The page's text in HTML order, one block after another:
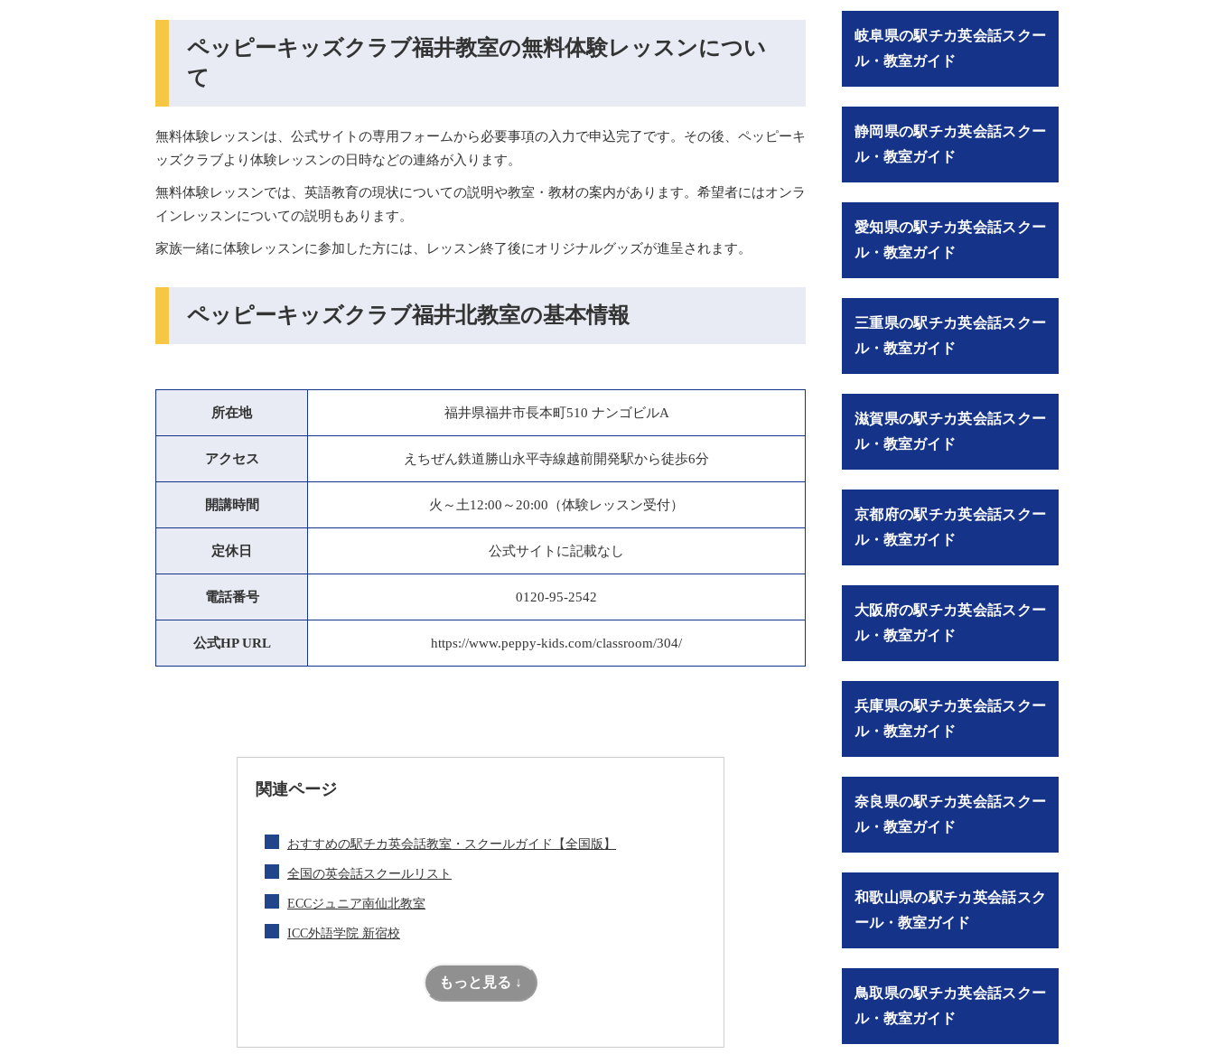
ペッピーキッズクラブ福井教室の無料体験レッスンについ
て
無料体験レッスンは、公式サイトの専用フォームから必要事項の入力で申込完了です。その後、ペッピーキ
ッズクラブより体験レッスンの日時などの連絡が入ります。
無料体験レッスンでは、英語教育の現状についての説明や教室・教材の案内があります。希望者にはオンラ
インレッスンについての説明もあります。
家族一緒に体験レッスンに参加した方には、レッスン終了後にオリジナルグッズが進呈されます。
ペッピーキッズクラブ福井北教室の基本情報
所在地 福井県福井市長本町510 ナンゴビルA
アクセス えちぜん鉄道勝山永平寺線越前開発駅から徒歩6分
開講時間 火～土12:00～20:00（体験レッスン受付）
定休日 公式サイトに記載なし
電話番号 0120-95-2542
公式HP URL https://www.peppy-kids.com/classroom/304/
関連ページ
おすすめの駅チカ英会話教室・スクールガイド【全国版】
全国の英会話スクールリスト
ECCジュニア南仙北教室
ICC外語学院 新宿校
もっと見る ↓
岐阜県の駅チカ英会話スクー
ル・教室ガイド
静岡県の駅チカ英会話スクー
ル・教室ガイド
愛知県の駅チカ英会話スクー
ル・教室ガイド
三重県の駅チカ英会話スクー
ル・教室ガイド
滋賀県の駅チカ英会話スクー
ル・教室ガイド
京都府の駅チカ英会話スクー
ル・教室ガイド
大阪府の駅チカ英会話スクー
ル・教室ガイド
兵庫県の駅チカ英会話スクー
ル・教室ガイド
奈良県の駅チカ英会話スクー
ル・教室ガイド
和歌山県の駅チカ英会話スク
ール・教室ガイド
鳥取県の駅チカ英会話スクー
ル・教室ガイド